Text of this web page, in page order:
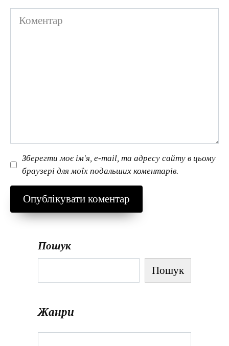
Коментар
Зберегти моє ім'я, e-mail, та адресу сайту в цьому
браузері для моїх подальших коментарів.
Пошук
Пошук
Жанри